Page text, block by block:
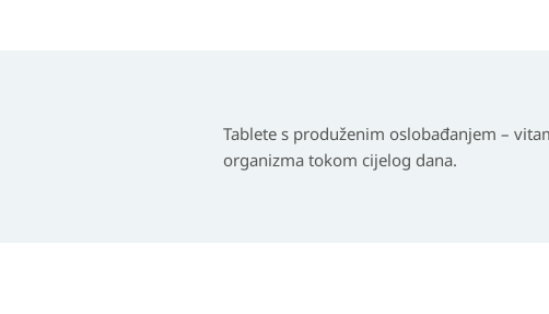
Tablete s produženim oslobađanjem –
organizma tokom cijelog dana.